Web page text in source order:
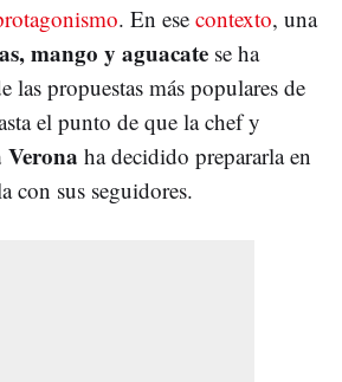
. En ese contexto, una
mango y aguacate se ha
las propuestas más populares de
el punto de que la chef y
ha decidido prepararla en
con sus seguidores.